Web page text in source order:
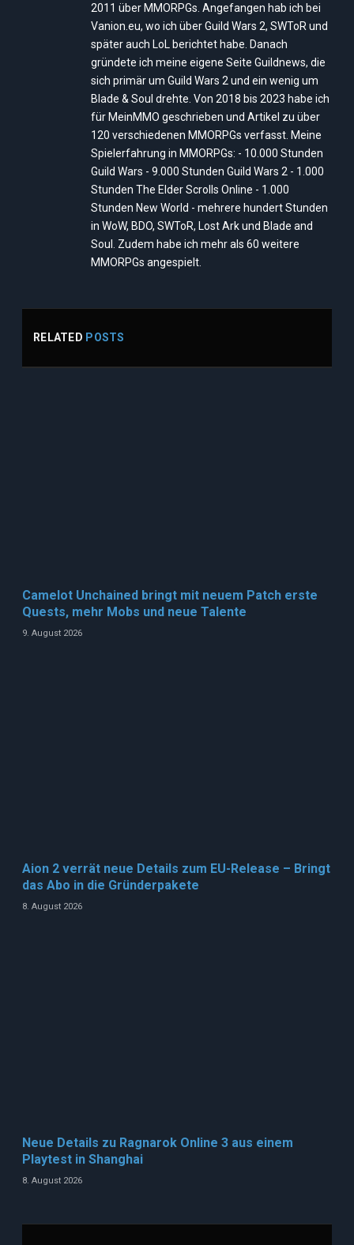
2011 über MMORPGs. Angefangen hab ich bei
Vanion.eu, wo ich über Guild Wars 2, SWToR und
später auch LoL berichtet habe. Danach
gründete ich meine eigene Seite Guildnews, die
sich primär um Guild Wars 2 und ein wenig um
Blade & Soul drehte. Von 2018 bis 2023 habe ich
für MeinMMO geschrieben und Artikel zu über
120 verschiedenen MMORPGs verfasst. Meine
Spielerfahrung in MMORPGs: - 10.000 Stunden
Guild Wars - 9.000 Stunden Guild Wars 2 - 1.000
Stunden The Elder Scrolls Online - 1.000
Stunden New World - mehrere hundert Stunden
in WoW, BDO, SWToR, Lost Ark und Blade and
Soul. Zudem habe ich mehr als 60 weitere
MMORPGs angespielt.
RELATED POSTS
Camelot Unchained bringt mit neuem Patch erste
Quests, mehr Mobs und neue Talente
9. August 2026
Aion 2 verrät neue Details zum EU-Release – Bringt
das Abo in die Gründerpakete
8. August 2026
Neue Details zu Ragnarok Online 3 aus einem
Playtest in Shanghai
8. August 2026